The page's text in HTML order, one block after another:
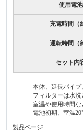
使用電池
充電時間（
運転時間（
セット内
本体、延長パイ
フィルターは水洗
室温や使用時間な
電池初期、室温
製品ページ